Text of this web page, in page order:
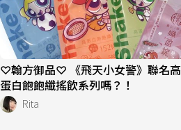
♡翰方御品♡ 《飛天小女警》聯名高
蛋白飽飽纖搖飲系列嗎？！
Rita